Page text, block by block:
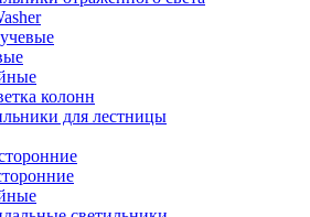
колонн
для лестницы